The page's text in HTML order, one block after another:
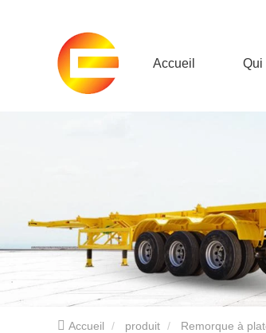
Accueil Qui
Accueil produit Remorque à